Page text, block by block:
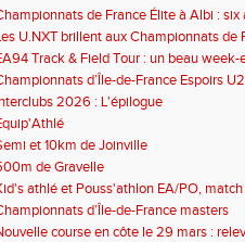
de France Élite à Albi :
vous de l'élite nationale
U.NXT brillent aux Championnats de
pluie de performances
Track & Field Tour : un beau
d’Île-de-France Espoirs
2026 : L'épilogue
et 10km de Joinville
de Gravelle
athlé et Pouss'athlon EA/PO,
LIFA épreuves combinées
d’Île-de-France masters
course en côte le 29 mars :